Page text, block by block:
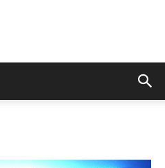
AppsTonic